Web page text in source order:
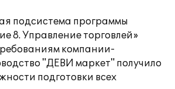
подсистема программы
8. Управление торговлей»
компании-
"ДЕВИ маркет" получило
подготовки всех